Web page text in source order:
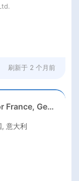
刷新于 2 个月前
Corporate Registration Agent for France, Germany, Italy & Spain
意大利